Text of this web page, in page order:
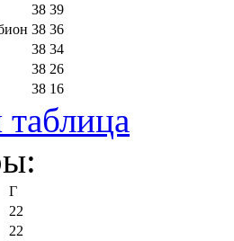
38 39
38 36
38 34
38 26
38 16
Г
22
22